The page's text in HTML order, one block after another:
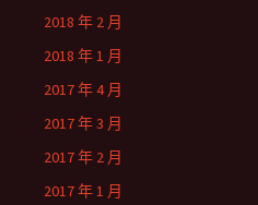
2018 年 2 月
2018 年 1 月
2017 年 4 月
2017 年 3 月
2017 年 2 月
2017 年 1 月